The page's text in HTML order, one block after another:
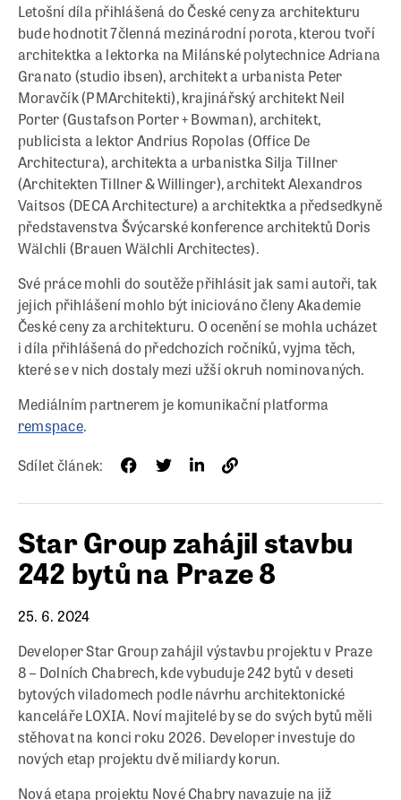
Letošní díla přihlášená do České ceny za architekturu
bude hodnotit 7členná mezinárodní porota, kterou tvoří
architektka a lektorka na Milánské polytechnice Adriana
Granato (studio ibsen), architekt a urbanista Peter
Moravčík (PMArchitekti), krajinářský architekt Neil
Porter (Gustafson Porter + Bowman), architekt,
publicista a lektor Andrius Ropolas (Office De
Architectura), architekta a urbanistka Silja Tillner
(Architekten Tillner & Willinger), architekt Alexandros
Vaitsos (DECA Architecture) a architektka a předsedkyně
představenstva Švýcarské konference architektů Doris
Wälchli (Brauen Wälchli Architectes).
Své práce mohli do soutěže přihlásit jak sami autoři, tak
jejich přihlášení mohlo být iniciováno členy Akademie
České ceny za architekturu. O ocenění se mohla ucházet
i díla přihlášená do předchozích ročníků, vyjma těch,
které se v nich dostaly mezi užší okruh nominovaných.
Mediálním partnerem je komunikační platforma
remspace.
Sdílet článek:
Star Group zahájil stavbu
242 bytů na Praze 8
25. 6. 2024
Developer Star Group zahájil výstavbu projektu v Praze
8 – Dolních Chabrech, kde vybuduje 242 bytů v deseti
bytových viladomech podle návrhu architektonické
kanceláře LOXIA. Noví majitelé by se do svých bytů měli
stěhovat na konci roku 2026. Developer investuje do
nových etap projektu dvě miliardy korun.
Nová etapa projektu Nové Chabry navazuje na již